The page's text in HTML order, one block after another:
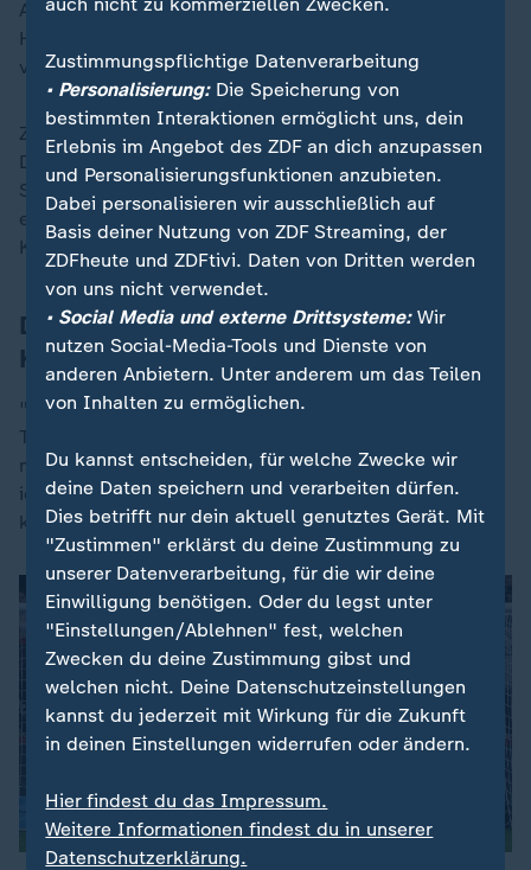
Angreifers zu sichern. Zumindest bis Saisonende, falls
Hoeneß und Sportvorstand Fabian Wohlgemuth die
vereinbarte Kaufoption nicht ziehen wollen.
Zusammen mit Leweling, Deniz Undav und Ermedin
Demirovic ist Touré Teil von einer der bestbesetzen
Sturmreihen der Liga. Seine Schnelligkeit tut dem VfB
ebenso gut wie seine Dynamik und seine
Kopfballstärke.
Der Abgang von Guirassy wurde im
Kollektiv aufgefangen
"Mir gefällt es richtig gut in Stuttgart", freut sich
Touré. "Die Mannschaft und das Trainerteam haben
mich sehr gut aufgenommen. Es freut mich sehr, dass
ich mit meinen Toren der Mannschaft bereits helfen
konnte."
Zustimmungspflichtige Datenverarbeitung
• Personalisierung:Die Speicherung von
bestimmten Interaktionen ermöglicht uns, dein
Erlebnis im Angebot des ZDF an dich anzupassen
und Personalisierungsfunktionen anzubieten.
Dabei personalisieren wir ausschließlich auf
Basis deiner Nutzung von ZDF Streaming, der
ZDFheute und ZDFtivi. Daten von Dritten werden
von uns nicht verwendet.
• Social Media und externe Drittsysteme:Wir
nutzen Social-Media-Tools und Dienste von
anderen Anbietern. Unter anderem um das Teilen
von Inhalten zu ermöglichen.
Du kannst entscheiden, für welche Zwecke wir
deine Daten speichern und verarbeiten dürfen.
Dies betrifft nur dein aktuell genutztes Gerät. Mit
"Zustimmen" erklärst du deine Zustimmung zu
unserer Datenverarbeitung, für die wir deine
Einwilligung benötigen. Oder du legst unter
"Einstellungen/Ablehnen" fest, welchen
Zwecken du deine Zustimmung gibst und
welchen nicht. Deine Datenschutzeinstellungen
kannst du jederzeit mit Wirkung für die Zukunft
in deinen Einstellungen widerrufen oder ändern.
Hier findest du das Impressum.
Weitere Informationen findest du in unserer
Datenschutzerklärung.